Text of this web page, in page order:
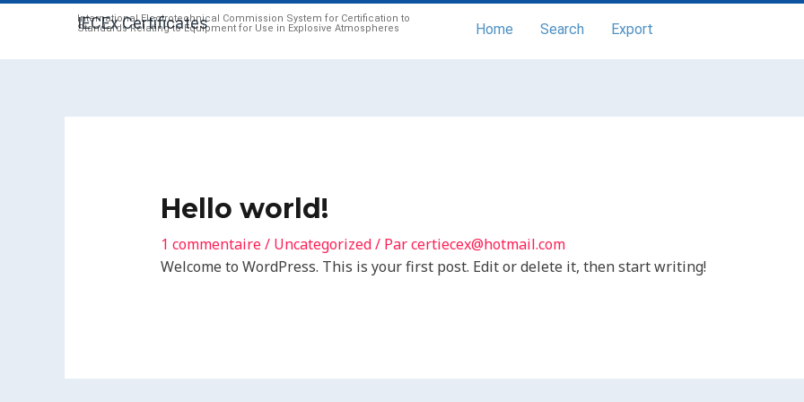
contenu
IECEx Certificates
International Electrotechnical Commission System for Certification to
Standards Relating to Equipment for Use in Explosive Atmospheres
Home Search Export
Hello world!
1 commentaire/ Uncategorized/ Parcertiecex@hotmail.com
Welcome to WordPress. This is your first post. Edit or delete it, then start writing!